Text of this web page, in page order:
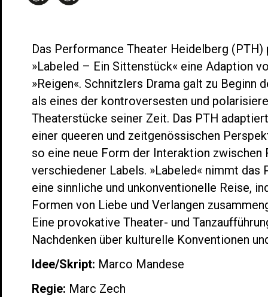
Das Performance Theater Heidelberg
»Labeled – Ein Sittenstück« eine Adaption
»Reigen«. Schnitzlers Drama galt zu Beginn
als eines der kontroversesten und
Theaterstücke seiner Zeit. Das PTH
einer queeren und zeitgenössischen
so eine neue Form der Interaktion zwischen
verschiedener Labels. »Labeled« nimmt das
eine sinnliche und unkonventionelle Reise,
Formen von Liebe und Verlangen
Eine provokative Theater- und
Nachdenken über kulturelle Konventionen
Idee/Skript: Marco Mandese
Regie: Marc Zech